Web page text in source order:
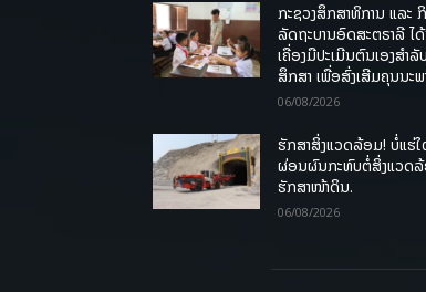
ກະຊວງສຶກສາທິການ ແລະ
ລັດຖະບານອົດສະຕຣາລີ ໄ
ເຄື່ອງມືປະເມີນຕົນເອງສຳ
ສຶກສາ ເພື່ອສົ່ງເສີມຄຸນນະ
06/08/2026
ຮັກສາສິ່ງແວດລ້ອມ! ບໍ່ແຮ່
ຜ່ອນຜົນກະທົບຕໍ່ສິ່ງແວດ
ຮັກສາໜ້າດິນ.
06/08/2026